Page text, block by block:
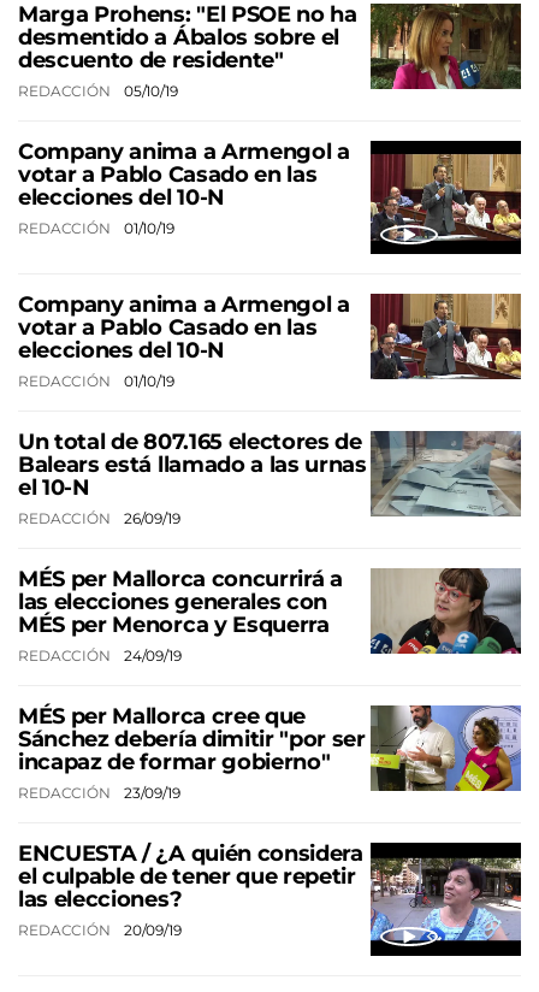
Marga Prohens: "El PSOE no ha
desmentido a Ábalos sobre el
descuento de residente"
REDACCIÓN 05/10/19
Company anima a Armengol a
votar a Pablo Casado en las
elecciones del 10-N
REDACCIÓN 01/10/19
Company anima a Armengol a
votar a Pablo Casado en las
elecciones del 10-N
REDACCIÓN 01/10/19
Un total de 807.165 electores de
Balears está llamado a las urnas
el 10-N
REDACCIÓN 26/09/19
MÉS per Mallorca concurrirá a
las elecciones generales con
MÉS per Menorca y Esquerra
REDACCIÓN 24/09/19
MÉS per Mallorca cree que
Sánchez debería dimitir "por ser
incapaz de formar gobierno"
REDACCIÓN 23/09/19
ENCUESTA / ¿A quién considera
el culpable de tener que repetir
las elecciones?
REDACCIÓN 20/09/19